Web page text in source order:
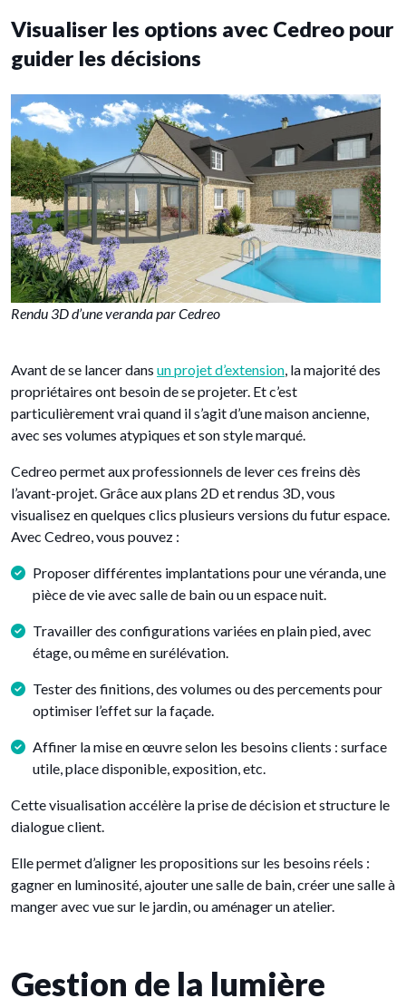
Visualiser les options avec Cedreo pour
guider les décisions
Rendu 3D d’une veranda par Cedreo
Avant de se lancer dans un projet d’extension, la majorité des
propriétaires ont besoin de se projeter. Et c’est
particulièrement vrai quand il s’agit d’une maison ancienne,
avec ses volumes atypiques et son style marqué.
Cedreo permet aux professionnels de lever ces freins dès
l’avant-projet. Grâce aux plans 2D et rendus 3D, vous
visualisez en quelques clics plusieurs versions du futur espace.
Avec Cedreo, vous pouvez :
Proposer différentes implantations pour une véranda, une
pièce de vie avec salle de bain ou un espace nuit.
Travailler des configurations variées en plain pied, avec
étage, ou même en surélévation.
Tester des finitions, des volumes ou des percements pour
optimiser l’effet sur la façade.
Affiner la mise en œuvre selon les besoins clients : surface
utile, place disponible, exposition, etc.
Cette visualisation accélère la prise de décision et structure le
dialogue client.
Elle permet d’aligner les propositions sur les besoins réels :
gagner en luminosité, ajouter une salle de bain, créer une salle à
manger avec vue sur le jardin, ou aménager un atelier.
Gestion de la lumière